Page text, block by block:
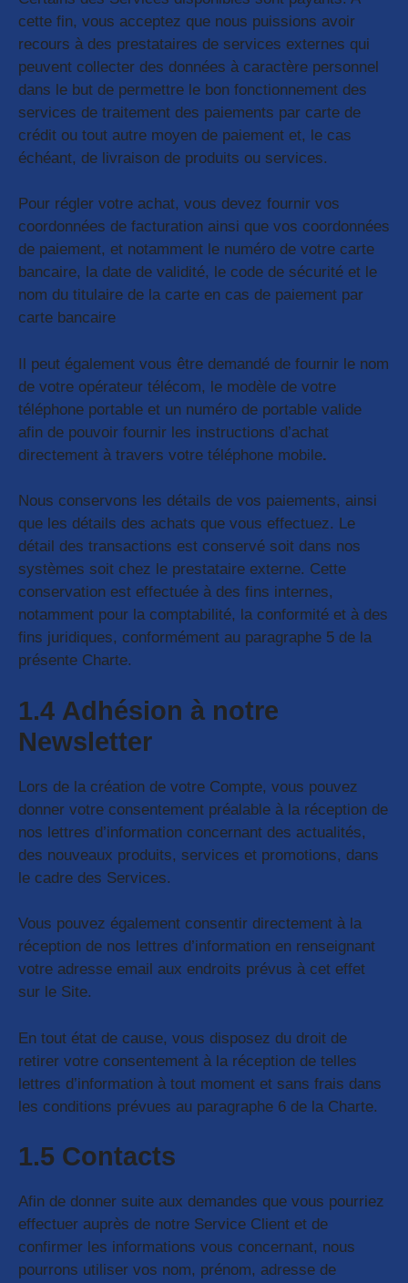
cette fin, vous acceptez que nous puissions avoir
recours à des prestataires de services externes qui
peuvent collecter des données à caractère personnel
dans le but de permettre le bon fonctionnement des
services de traitement des paiements par carte de
crédit ou tout autre moyen de paiement et, le cas
échéant, de livraison de produits ou services.
Pour régler votre achat, vous devez fournir vos
coordonnées de facturation ainsi que vos coordonnées
de paiement, et notamment le numéro de votre carte
bancaire, la date de validité, le code de sécurité et le
nom du titulaire de la carte en cas de paiement par
carte bancaire
Il peut également vous être demandé de fournir le nom
de votre opérateur télécom, le modèle de votre
téléphone portable et un numéro de portable valide
afin de pouvoir fournir les instructions d’achat
directement à travers votre téléphone mobile.
Nous conservons les détails de vos paiements, ainsi
que les détails des achats que vous effectuez. Le
détail des transactions est conservé soit dans nos
systèmes soit chez le prestataire externe. Cette
conservation est effectuée à des fins internes,
notamment pour la comptabilité, la conformité et à des
fins juridiques, conformément au paragraphe 5 de la
présente Charte.
1.4 Adhésion à notre
Newsletter
Lors de la création de votre Compte, vous pouvez
donner votre consentement préalable à la réception de
nos lettres d’information concernant des actualités,
des nouveaux produits, services et promotions, dans
le cadre des Services.
Vous pouvez également consentir directement à la
réception de nos lettres d’information en renseignant
votre adresse email aux endroits prévus à cet effet
sur le Site.
En tout état de cause, vous disposez du droit de
retirer votre consentement à la réception de telles
lettres d’information à tout moment et sans frais dans
les conditions prévues au paragraphe 6 de la Charte.
1.5 Contacts
Afin de donner suite aux demandes que vous pourriez
effectuer auprès de notre Service Client et de
confirmer les informations vous concernant, nous
pourrons utiliser vos nom, prénom, adresse de